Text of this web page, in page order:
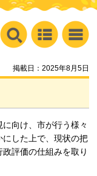
掲載日：2025年8月5日
向け、市が行う様々
した上で、現状の把
評価の仕組みを取り